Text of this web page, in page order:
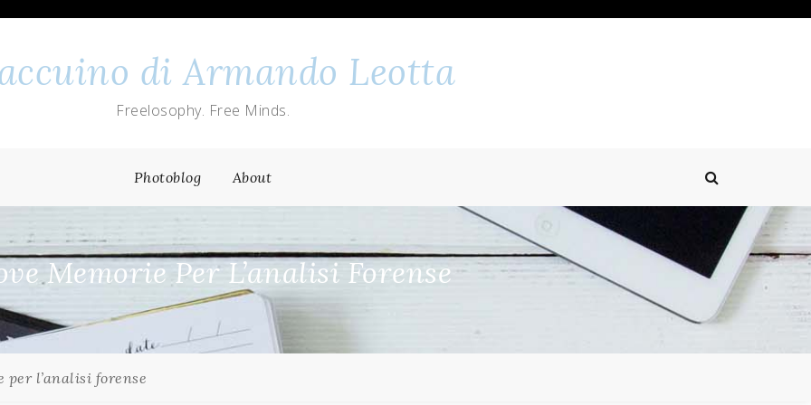
di Armando Leotta
Freelosophy. Free Minds.
Photoblog About
Memorie Per L’analisi Forense
per l’analisi forense